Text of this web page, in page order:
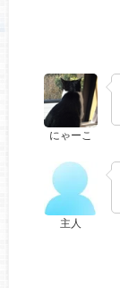
にゃーこ
主人